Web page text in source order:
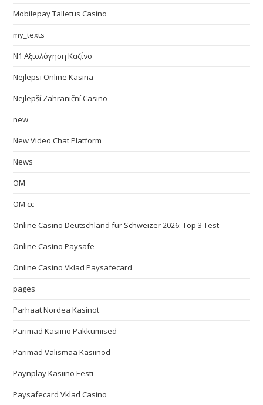
Mobilepay Talletus Casino
my_texts
N1 Αξιολόγηση Καζίνο
Nejlepsi Online Kasina
Nejlepší Zahraniční Casino
new
New Video Chat Platform
News
OM
OM cc
Online Casino Deutschland für Schweizer 2026: Top 3 Test
Online Casino Paysafe
Online Casino Vklad Paysafecard
pages
Parhaat Nordea Kasinot
Parimad Kasiino Pakkumised
Parimad Välismaa Kasiinod
Paynplay Kasiino Eesti
Paysafecard Vklad Casino